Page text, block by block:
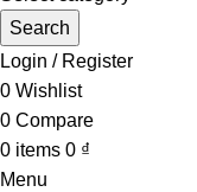
Search
Login / Register
0 Wishlist
0 Compare
0 items 0 ₫
Menu